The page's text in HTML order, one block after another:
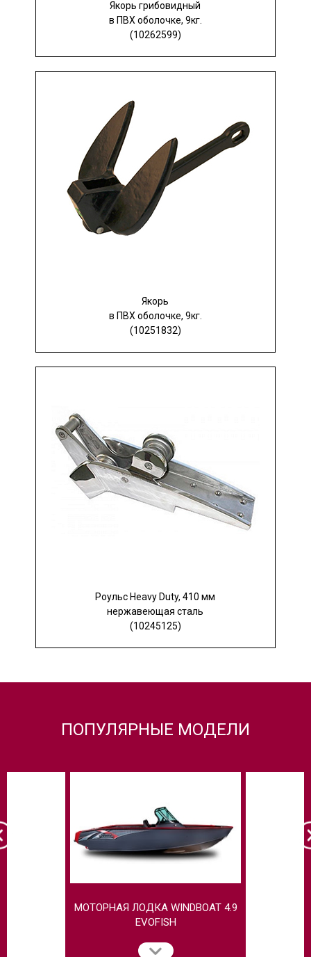
Якорь грибовидный
в ПВХ оболочке, 9кг.
(10262599)
Якорь
в ПВХ оболочке, 9кг.
(10251832)
Роульс Heavy Duty, 410 мм
нержавеющая сталь
(10245125)
ПОПУЛЯРНЫЕ МОДЕЛИ
МОТОРНАЯ ЛОДКА WINDBOAT 4.9
EVOFISH